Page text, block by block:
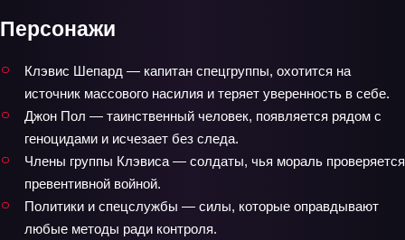
Персонажи
Клэвис Шепард — капитан спецгруппы, охотится на
источник массового насилия и теряет уверенность в себе.
Джон Пол — таинственный человек, появляется рядом с
геноцидами и исчезает без следа.
Члены группы Клэвиса — солдаты, чья мораль проверяется
превентивной войной.
Политики и спецслужбы — силы, которые оправдывают
любые методы ради контроля.